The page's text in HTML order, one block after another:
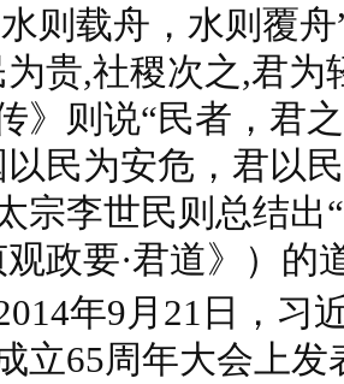
则载舟，水则覆
贵,社稷次之,君为
》则说“民者，君
民为安危，君以
宗李世民则总结出
政要·君道》）的
年9月21日，习
立65周年大会上